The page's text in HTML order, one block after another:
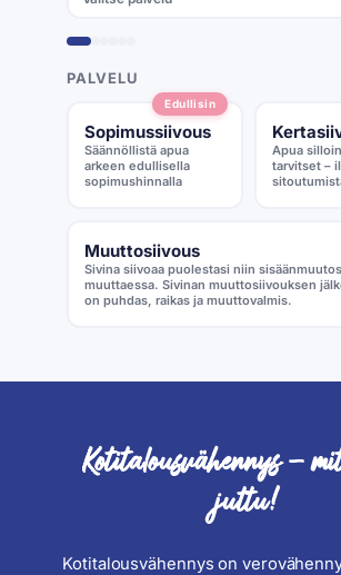
PALVELU
Edullisin
Sopimussiivous
Säännöllistä apua
arkeen edullisella
sopimushinnalla
Apua
tarvitset –
Muuttosiivous
Sivina siivoaa puolestasi niin
muuttaessa. Sivinan muuttosiivouksen
on puhdas, raikas ja muuttovalmis.
Kotitalousvähennys –
juttu!
Kotitalousvähennys on